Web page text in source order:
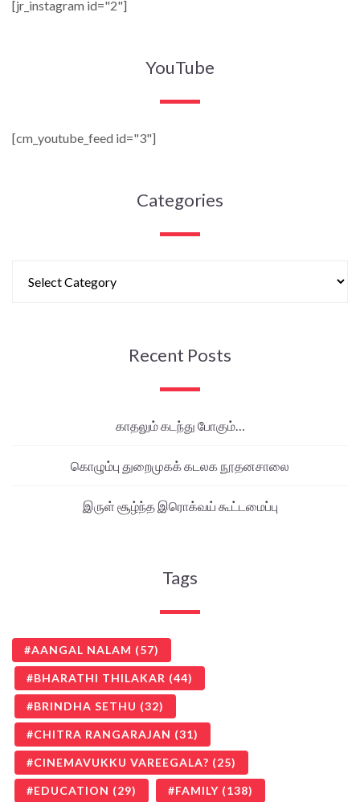
[jr_instagram id="2"]
YouTube
[cm_youtube_feed id="3"]
Categories
Recent Posts
காதலும் கடந்து போகும்…
கொழும்பு துறைமுகக் கடலக நூதனசாலை
இருள் சூழ்ந்த இரொக்வய் கூட்டமைப்பு
Tags
AANGAL NALAM (57)
BHARATHI THILAKAR (44)
BRINDHA SETHU (32)
CHITRA RANGARAJAN (31)
CINEMAVUKKU VAREEGALA? (25)
EDUCATION (29) FAMILY (138)